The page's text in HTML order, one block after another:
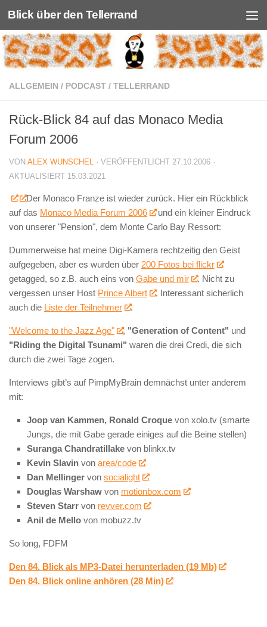
Unter dem Inhalt
Blick über den Tellerrand
ALLGEMEIN / PODCAST / TELLERRAND
Rück-Blick 84 auf das Monaco Media
Forum 2006
VON ALEX WUNSCHEL · VERÖFFENTLICHT 27.10.2006 ·
AKTUALISIERT 15.03.2021
Der Monaco Franze ist wieder zurück. Hier ein Rückblick
auf das Monaco Media Forum 2006
und ein kleiner Eindruck
von unserer "Pension", dem Monte Carlo Bay Ressort:
Dummerweise hat meine Digi-Kamera rechtzeitig den Geist
aufgegeben, aber es wurden über 200 Fotos bei flickr
getagged, so z.B. auch eins von Gabe und mir
. Nicht zu
vergessen unser Host Prince Albert
. Interessant sicherlich
auch die Liste der Teilnehmer .
"Welcome to the Jazz Age" , "Generation of Content" und
"Riding the Digital Tsunami" waren die drei Credi, die sich
durch die zwei Tage zogen.
Interviews gibt’s auf PimpMyBrain demnächst unter anderem
mit:
Joop van Kammen, Ronald Croque von xolo.tv (smarte
Jungs, die mit Gabe gerade einiges auf die Beine stellen)
Suranga Chandratillake von blinkx.tv
Kevin Slavin von area/code
Dan Mellinger von socialight
Douglas Warshaw von motionbox.com
Steven Starr von revver.com
Anil de Mello von mobuzz.tv
So long, FDFM
Den 84. Blick als MP3-Datei herunterladen (19 Mb)
Den 84. Blick online anhören (28 Min)